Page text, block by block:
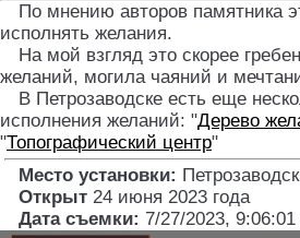
По мнению авторов памятника
исполнять желания.
На мой взгляд это скорее
желаний, могила чаяний и
В Петрозаводске есть еще
исполнения желаний: "Дерево
"Топографический центр"
Место установки:
Открыт 24 июня 2023 года
Дата съемки: 7/27/2023, 9:06:01